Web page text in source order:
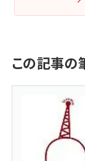
この記事の